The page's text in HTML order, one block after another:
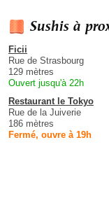
Sushis à
Ficii
Rue de Strasbourg
129 mètres
Ouvert jusqu'à 22h
Restaurant le Tokyo
Rue de la Juiverie
186 mètres
Fermé, ouvre à 19h